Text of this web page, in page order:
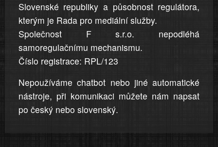
Slovenské republiky a působnost regulátora,
kterým je Rada pro mediální služby.
Společnost F s.r.o. nepodléhá
samoregulačnímu mechanismu.
Číslo registrace: RPL/123
Nepoužíváme chatbot nebo jiné automatické
nástroje, při komunikaci můžete nám napsat
po český nebo slovenský.